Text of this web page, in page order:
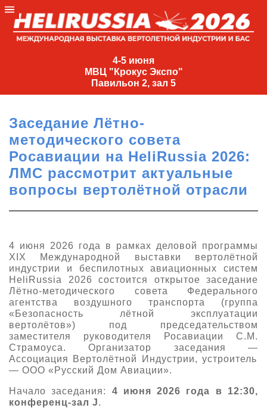
4-5 июня
МВЦ "Крокус Экспо"
Павильон 2, зал 5
4-
МВЦ
Экспо"
Павильон
2,
зал
5
+7
33-81
О выставке
Партнеры выставки
Крокус Экспо
Даты будущих выставок
Документы
Контакты
Для участников
Заявка на участие
Заочное участие
Прилет на выставку
Для посетителей
Место проведения HeliRussia
Схема проезда
Для СМИ
Аккредитация прессы
Архив
Заседание Лётно-
методического совета
Росавиации на HeliRussia 2026:
ЛМС рассмотрит актуальные
вопросы вертолётной отрасли
4 июня 2026 года в рамках деловой программы
XIX Международной выставки вертолётной
индустрии и беспилотных авиационных систем
HeliRussia
2026 состоится открытое заседание
Лётно-методического совета Федерального
агентства воздушного транспорта (группа
«Безопасность лётной эксплуатации
вертолётов») под председательством
заместителя руководителя Росавиации С.М.
Страмоуса. Организатор заседания —
Ассоциация
Вертолётной И ндустрии, устроитель
— ООО «Русский Дом Авиации».
Начало заседания: 4 июня 2026 года в 12:30,
конференц-зал J.